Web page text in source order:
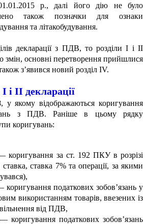
р., далі його дію не було
також позначки для ознаки
та літакобудування.
декларації з ПДВ, то розділи І і ІІ
змін, основні перетворення прийшлися
з’явився новий розділ ІV.
І і ІІ декларації
у якому відображаються коригування
з ПДВ. Раніше в цьому рядку
коригувань:
коригування за ст. 192 ПКУ в розрізі
ставка 7% та операції, за якими
податкових зобов’язань у
використанням товарів, ввезених із
від ПДВ,
коригування податкових зобов’язань